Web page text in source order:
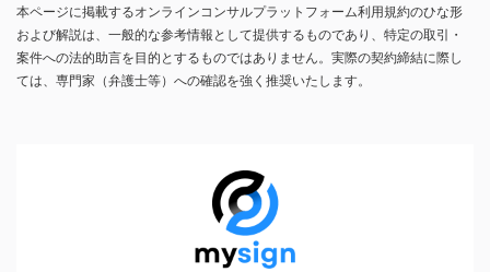
本ページに掲載するオンラインコンサルプラットフォーム利用規約のひな形
および解説は、一般的な参考情報として提供するものであり、特定の取引・
案件への法的助言を目的とするものではありません。実際の契約締結に際し
ては、専門家（弁護士等）への確認を強く推奨いたします。